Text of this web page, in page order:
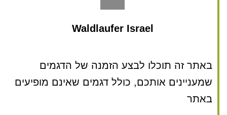
Waldlaufer Israel
באתר זה תוכלו לבצע הזמנה של הדגמים
שמעניינים אותכם, כולל דגמים שאינם מופיעים
באתר